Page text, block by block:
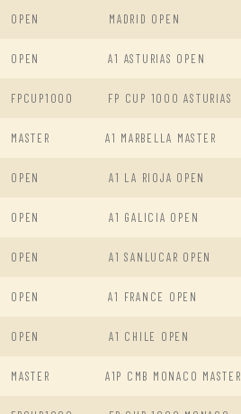
OPEN MADRID OPEN
OPEN A1 ASTURIAS OPEN
FPCUP1000 FP CUP 1000 ASTURIAS
MASTER A1 MARBELLA MASTER
OPEN A1 LA RIOJA OPEN
OPEN A1 GALICIA OPEN
OPEN A1 SANLUCAR OPEN
OPEN A1 FRANCE OPEN
OPEN A1 CHILE OPEN
MASTER A1P CMB MONACO MASTER